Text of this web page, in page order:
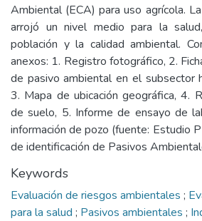
Ambiental (ECA) para uso agrícola.
arrojó un nivel medio para la
población y la calidad ambiental.
anexos: 1. Registro fotográfico, 2.
de pasivo ambiental en el subsector
3. Mapa de ubicación geográfica, 4.
de suelo, 5. Informe de ensayo de
información de pozo (fuente: Estudio
de identificación de Pasivos
Keywords
Evaluación de riesgos ambientales ;
para la salud ; Pasivos ambientales ;